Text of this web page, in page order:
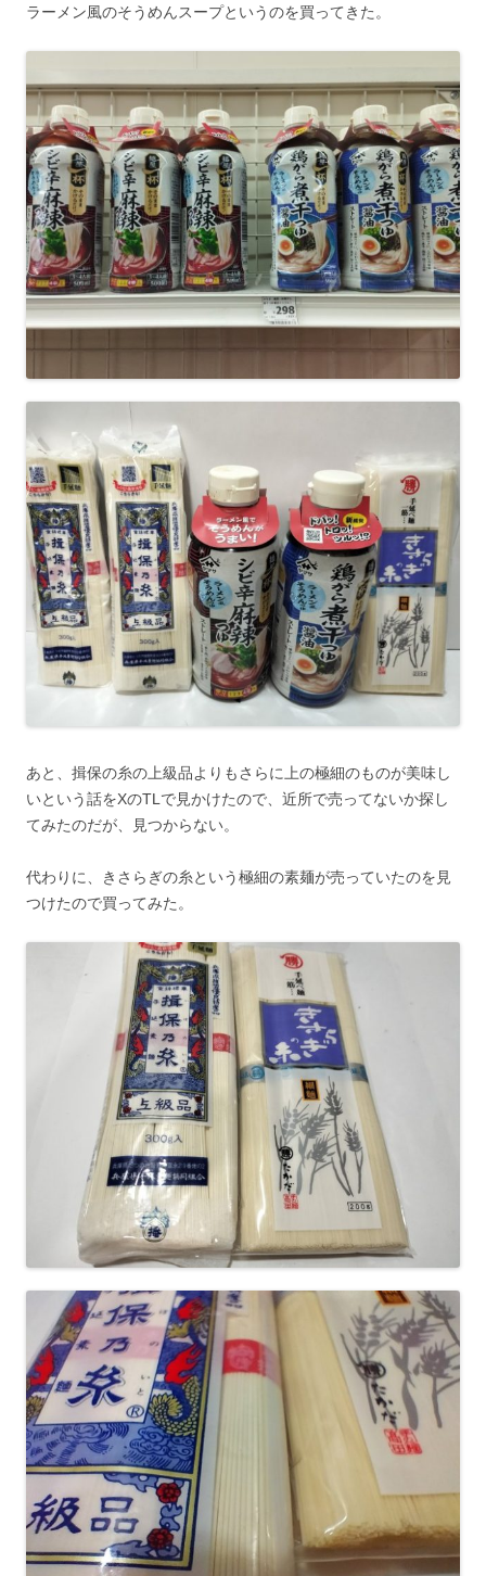
ラーメン風のそうめんスープというのを買ってきた。
あと、揖保の糸の上級品よりもさらに上の極細のものが美味し
いという話をXのTLで見かけたので、近所で売ってないか探し
てみたのだが、見つからない。
代わりに、きさらぎの糸という極細の素麺が売っていたのを見
つけたので買ってみた。